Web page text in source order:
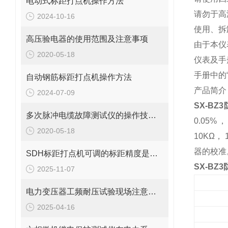
2024-10-16
高压验电器的使用范围及注意事项
2020-05-18
自动钢筋标距打点机操作方法
2024-07-09
多次脉冲电缆故障测试仪的操作技巧有哪些？
2020-05-18
SDH标距打点机可调的标距精度是多少？
2025-11-07
电力变压器工频耐压试验现场注意事项
2025-04-16
请勿于
使用、
由于本
仪表及
手册中
产品简介
SX-BZ3
0.05%
10KΩ，
器的校准
SX-BZ3